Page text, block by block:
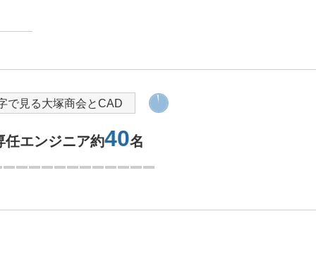
で見る大塚商会とCAD
ーション9.4台／時間販売
導入を検討されている方へ